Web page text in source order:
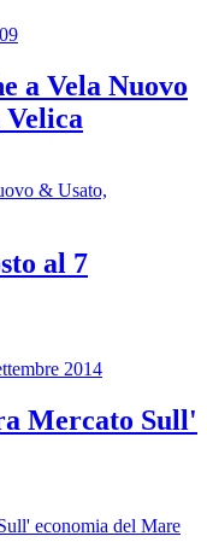
a Vela Nuovo
al 7
Mercato Sull'